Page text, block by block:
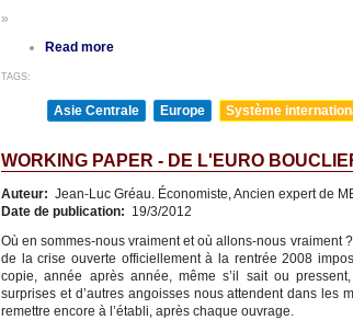
»
Read more
TAGS:
Asie Centrale Europe Système
WORKING PAPER - DE L'EURO
Auteur: Jean-Luc Gréau. Économiste, Ancien expert de
Date de publication: 19/3/2012
Où en sommes-nous vraiment et où allons-nous vraiment
de la crise ouverte officiellement à la rentrée 2008
copie, année après année, même s’il sait ou
surprises et d’autres angoisses nous attendent dans les
remettre encore à l’établi, après chaque ouvrage.